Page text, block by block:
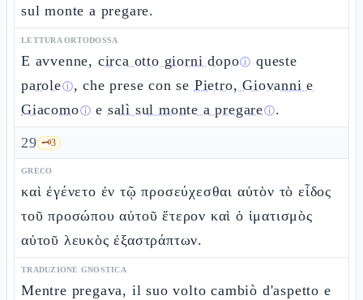
sul monte a pregare.
LETTURA ORTODOSSA
E avvenne, circa otto giorni dopoⓘ queste
paroleⓘ, che prese con se Pietro, Giovanni e
Giacomoⓘ e salì sul monte a pregareⓘ.
29 🗝️3
GRECO
καὶ ἐγένετο ἐν τῷ προσεύχεσθαι αὐτὸν τὸ εἶδος
τοῦ προσώπου αὐτοῦ ἕτερον καὶ ὁ ἱματισμὸς
αὐτοῦ λευκὸς ἐξαστράπτων.
TRADUZIONE GNOSTICA
Mentre pregava, il suo volto cambiò d'aspetto e